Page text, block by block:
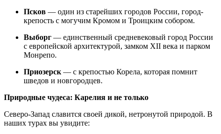
Псков — один из старейших городов России, город-
крепость с могучим Кромом и Троицким собором.
Выборг — единственный средневековый город России
с европейской архитектурой, замком XII века и парком
Монрепо.
Приозерск — с крепостью Корела, которая помнит
шведов и новгородцев.
Природные чудеса: Карелия и не только
Северо-Запад славится своей дикой, нетронутой природой. В
наших турах вы увидите: